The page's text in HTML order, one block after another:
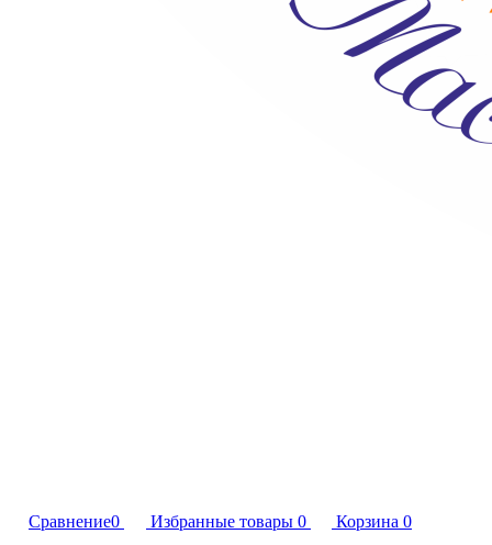
Сравнение0 Избранные товары 0 Корзина 0